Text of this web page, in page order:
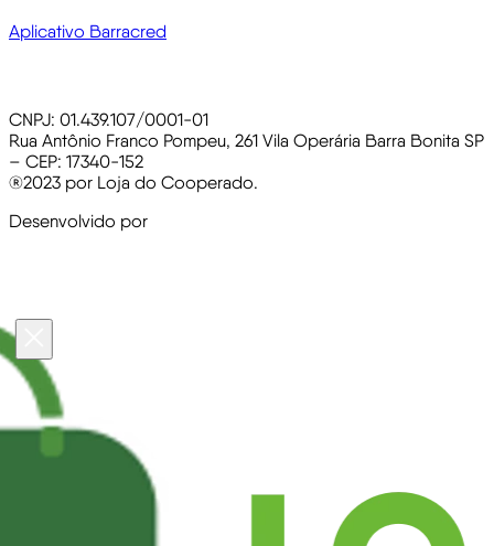
Aplicativo Barracred
CNPJ: 01.439.107/0001-01
Rua Antônio Franco Pompeu, 261 Vila Operária Barra Bonita SP
– CEP: 17340-152
®2023 por Loja do Cooperado.
Desenvolvido por